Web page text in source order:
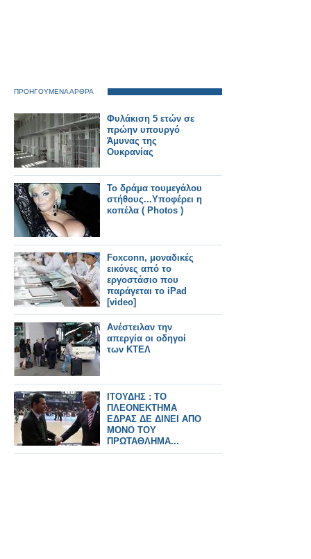
ΠΡΟΗΓΟΥΜΕΝΑ ΑΡΘΡΑ
Φυλάκιση 5 ετών σε
πρώην υπουργό
Άμυνας της
Ουκρανίας
Το δράμα τουμεγάλου
στήθους...Υποφέρει η
κοπέλα ( Photos )
Foxconn, μοναδικές
εικόνες από το
εργοστάσιο που
παράγεται το iPad
[video]
Ανέστειλαν την
απεργία οι οδηγοί
των ΚΤΕΛ
ΙΤΟΥΔΗΣ : ΤΟ
ΠΛΕΟΝΕΚΤΗΜΑ
ΕΔΡΑΣ ΔΕ ΔΙΝΕΙ ΑΠΟ
ΜΟΝΟ ΤΟΥ
ΠΡΩΤΑΘΛΗΜΑ...